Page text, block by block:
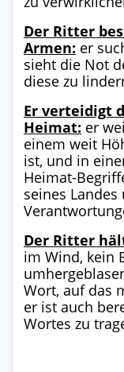
Der Ritter
Armen: er
sieht die Not
diese zu
Er verteidigt
Heimat: er
einem weit
ist, und in
Heimat-
seines
Der Ritter
im Wind, kein
Wort, auf das
er ist auch
Wortes zu